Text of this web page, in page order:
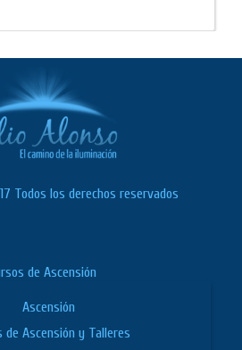
Todos los derechos reservados
de Ascensión
Ascensión
de Ascensión y Talleres